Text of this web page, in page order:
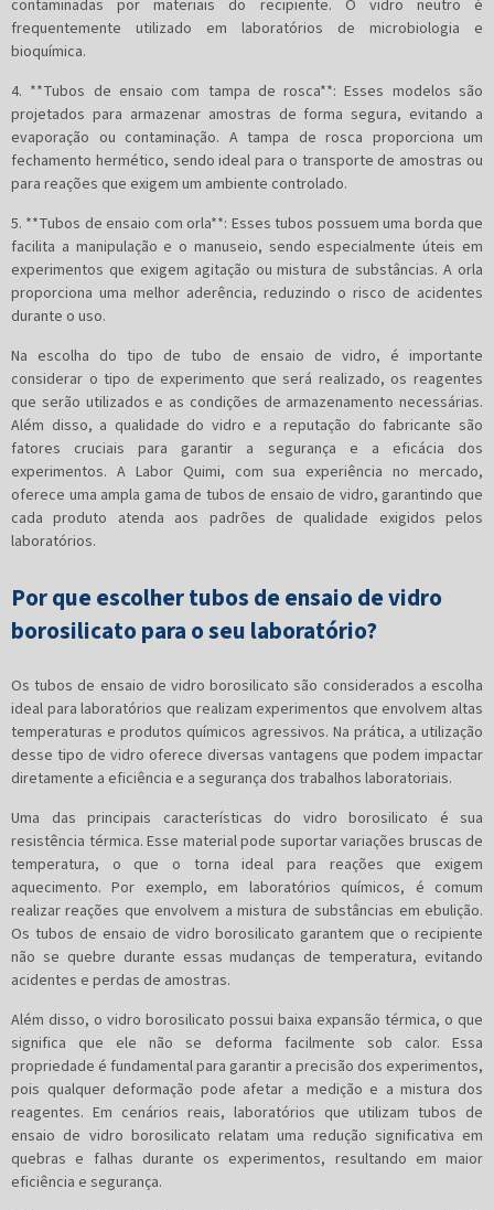
contaminadas por materiais do recipiente. O vidro neutro é
frequentemente utilizado em laboratórios de microbiologia e
bioquímica.
4. **Tubos de ensaio com tampa de rosca**: Esses modelos são
projetados para armazenar amostras de forma segura, evitando a
evaporação ou contaminação. A tampa de rosca proporciona um
fechamento hermético, sendo ideal para o transporte de amostras ou
para reações que exigem um ambiente controlado.
5. **Tubos de ensaio com orla**: Esses tubos possuem uma borda que
facilita a manipulação e o manuseio, sendo especialmente úteis em
experimentos que exigem agitação ou mistura de substâncias. A orla
proporciona uma melhor aderência, reduzindo o risco de acidentes
durante o uso.
Na escolha do tipo de tubo de ensaio de vidro, é importante
considerar o tipo de experimento que será realizado, os reagentes
que serão utilizados e as condições de armazenamento necessárias.
Além disso, a qualidade do vidro e a reputação do fabricante são
fatores cruciais para garantir a segurança e a eficácia dos
experimentos. A Labor Quimi, com sua experiência no mercado,
oferece uma ampla gama de tubos de ensaio de vidro, garantindo que
cada produto atenda aos padrões de qualidade exigidos pelos
laboratórios.
Por que escolher tubos de ensaio de vidro
borosilicato para o seu laboratório?
Os tubos de ensaio de vidro borosilicato são considerados a escolha
ideal para laboratórios que realizam experimentos que envolvem altas
temperaturas e produtos químicos agressivos. Na prática, a utilização
desse tipo de vidro oferece diversas vantagens que podem impactar
diretamente a eficiência e a segurança dos trabalhos laboratoriais.
Uma das principais características do vidro borosilicato é sua
resistência térmica. Esse material pode suportar variações bruscas de
temperatura, o que o torna ideal para reações que exigem
aquecimento. Por exemplo, em laboratórios químicos, é comum
realizar reações que envolvem a mistura de substâncias em ebulição.
Os tubos de ensaio de vidro borosilicato garantem que o recipiente
não se quebre durante essas mudanças de temperatura, evitando
acidentes e perdas de amostras.
Além disso, o vidro borosilicato possui baixa expansão térmica, o que
significa que ele não se deforma facilmente sob calor. Essa
propriedade é fundamental para garantir a precisão dos experimentos,
pois qualquer deformação pode afetar a medição e a mistura dos
reagentes. Em cenários reais, laboratórios que utilizam tubos de
ensaio de vidro borosilicato relatam uma redução significativa em
quebras e falhas durante os experimentos, resultando em maior
eficiência e segurança.